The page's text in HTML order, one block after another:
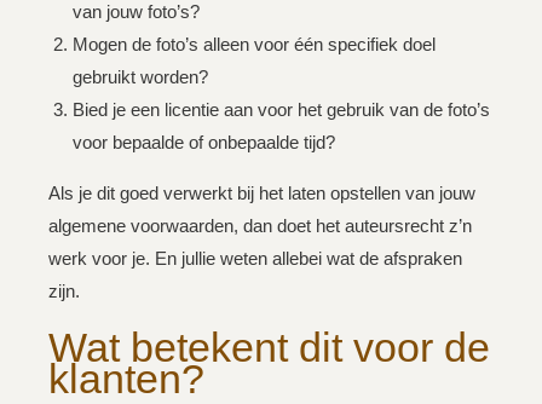
van jouw foto’s? ⁣
Mogen de foto’s alleen voor één specifiek doel
gebruikt worden?⁣
Bied je een licentie aan voor het gebruik van de foto’s
voor bepaalde of onbepaalde tijd?
Als je dit goed verwerkt bij het laten opstellen van jouw
algemene voorwaarden, dan doet het auteursrecht z’n
werk voor je. En jullie weten allebei wat de afspraken
zijn.
Wat betekent dit voor de
klanten?